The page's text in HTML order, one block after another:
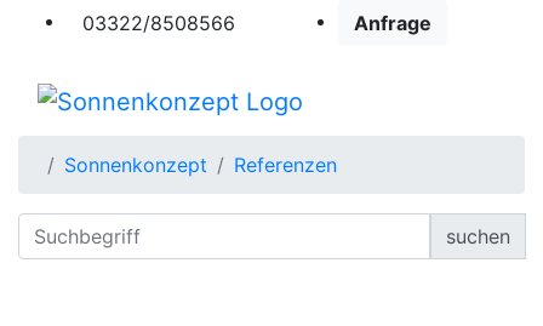
03322/8508566 Anfrage
Sonnenkonzept Referenzen
suchen